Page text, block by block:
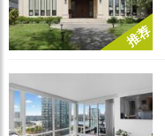
推荐